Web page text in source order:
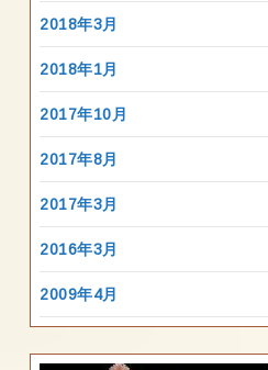
2018年3月
2018年1月
2017年10月
2017年8月
2017年3月
2016年3月
2009年4月